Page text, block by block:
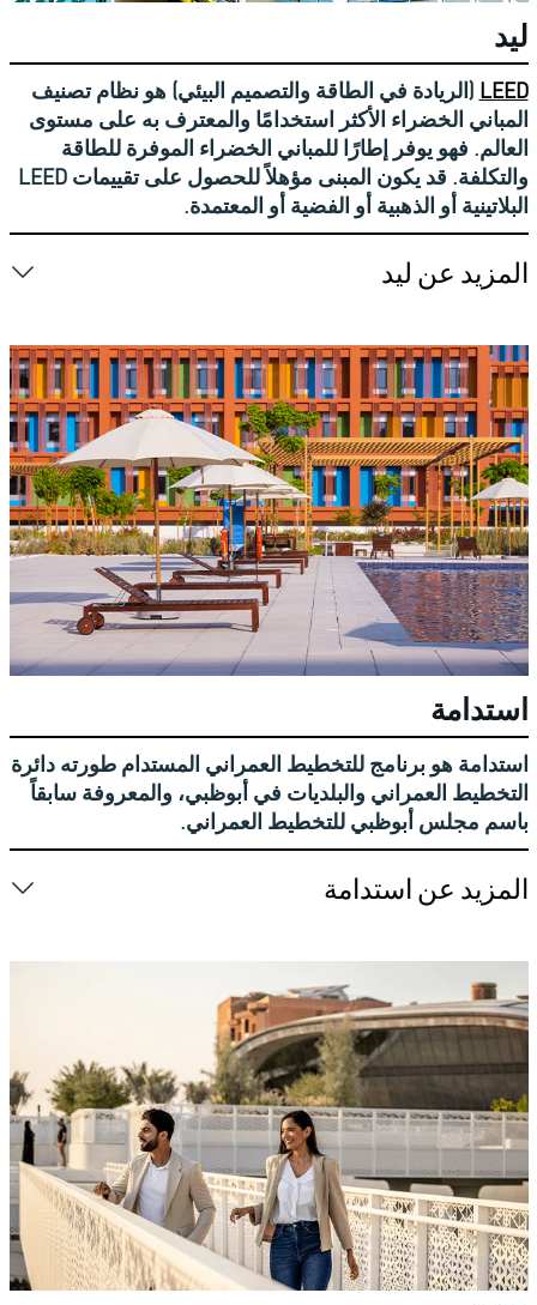
ليد
LEED (الريادة في الطاقة والتصميم البيئي) هو نظام تصنيف
المباني الخضراء الأكثر استخدامًا والمعترف به على مستوى
العالم. فهو يوفر إطارًا للمباني الخضراء الموفرة للطاقة
والتكلفة. قد يكون المبنى مؤهلاً للحصول على تقييمات LEED
البلاتينية أو الذهبية أو الفضية أو المعتمدة.
المزيد عن ليد
استدامة
استدامة هو برنامج للتخطيط العمراني المستدام طورته دائرة
التخطيط العمراني والبلديات في أبوظبي، والمعروفة سابقاً
باسم مجلس أبوظبي للتخطيط العمراني.
المزيد عن استدامة